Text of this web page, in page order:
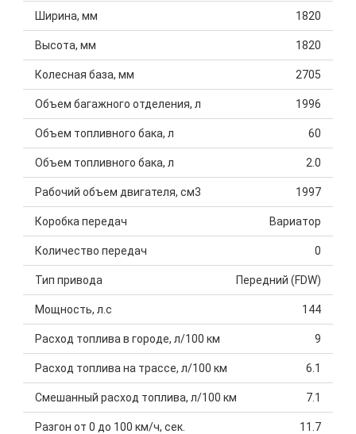
Ширина, мм 1820
Высота, мм 1820
Колесная база, мм 2705
Объем багажного отделения, л 1996
Объем топливного бака, л 60
Объем топливного бака, л 2.0
Рабочий объем двигателя, см3 1997
Коробка передач Вариатор
Количество передач 0
Тип привода Передний (FDW)
Мощность, л.с 144
Расход топлива в городе, л/100 км 9
Расход топлива на трассе, л/100 км 6.1
Смешанный расход топлива, л/100 км 7.1
Разгон от 0 до 100 км/ч, сек. 11.7